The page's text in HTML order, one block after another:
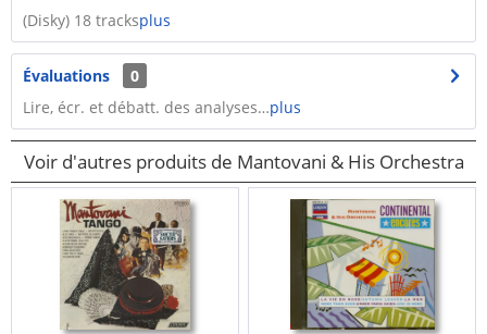
(Disky) 18 tracksplus
Évaluations
0
Lire, écr. et débatt. des analyses…plus
Voir d'autres produits de Mantovani & His Orchestra